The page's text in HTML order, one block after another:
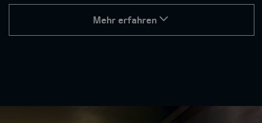
Mehr erfahren